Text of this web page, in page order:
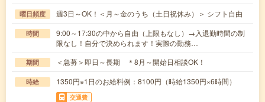
曜日頻度 週3日～OK！＜月～金のうち（土日祝休み）＞ シフト自由
時間
9:00～17:30の中から自由（上限もなし）→入退勤時間の制
限なし！自分で決められます！実際の勤務…
期間 ＜急募＞即日～長期 ＊8月～開始日相談OK！
時給 1350円※1日のお給料例：8100円（時給1350円×6時間）
交通費